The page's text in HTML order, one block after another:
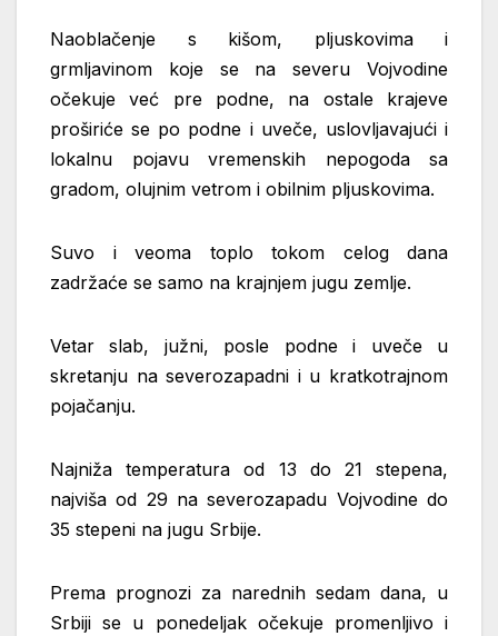
Naoblačenje s kišom, pljuskovima i
grmljavinom koje se na severu Vojvodine
očekuje već pre podne, na ostale krajeve
proširiće se po podne i uveče, uslovljavajući i
lokalnu pojavu vremenskih nepogoda sa
gradom, olujnim vetrom i obilnim pljuskovima.
Suvo i veoma toplo tokom celog dana
zadržaće se samo na krajnjem jugu zemlje.
Vetar slab, južni, posle podne i uveče u
skretanju na severozapadni i u kratkotrajnom
pojačanju.
Najniža temperatura od 13 do 21 stepena,
najviša od 29 na severozapadu Vojvodine do
35 stepeni na jugu Srbije.
Prema prognozi za narednih sedam dana, u
Srbiji se u ponedeljak očekuje promenljivo i